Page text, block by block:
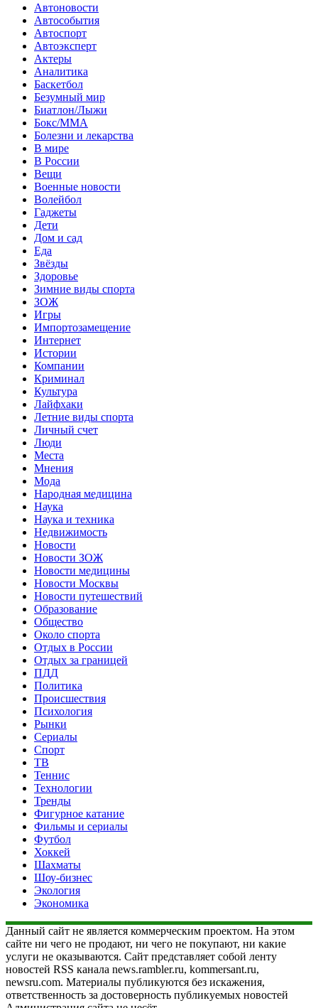
Автоновости
Автособытия
Автоспорт
Автоэксперт
Актеры
Аналитика
Баскетбол
Безумный мир
Биатлон/Лыжи
Бокс/MMA
Болезни и лекарства
В мире
В России
Вещи
Военные новости
Волейбол
Гаджеты
Дети
Дом и сад
Еда
Звёзды
Здоровье
Зимние виды спорта
ЗОЖ
Игры
Импортозамещение
Интернет
Истории
Компании
Криминал
Культура
Лайфхаки
Летние виды спорта
Личный счет
Люди
Места
Мнения
Мода
Народная медицина
Наука
Наука и техника
Недвижимость
Новости
Новости ЗОЖ
Новости медицины
Новости Москвы
Новости путешествий
Образование
Общество
Около спорта
Отдых в России
Отдых за границей
ПДД
Политика
Происшествия
Психология
Рынки
Сериалы
Спорт
ТВ
Теннис
Технологии
Тренды
Фигурное катание
Фильмы и сериалы
Футбол
Хоккей
Шахматы
Шоу-бизнес
Экология
Экономика
Данный сайт не является коммерческим проектом. На этом
сайте ни чего не продают, ни чего не покупают, ни какие
услуги не оказываются. Сайт представляет собой ленту
новостей RSS канала news.rambler.ru, kommersant.ru,
newsru.com. Материалы публикуются без искажения,
ответственность за достоверность публикуемых новостей